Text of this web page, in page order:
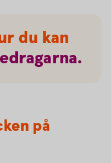
du kan
på